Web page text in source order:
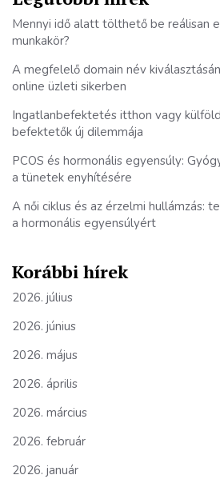
Mennyi idő alatt tölthető be reálisan
munkakör?
A megfelelő domain név
online üzleti sikerben
Ingatlanbefektetés itthon vagy
befektetők új dilemmája
PCOS és hormonális egyensúly:
a tünetek enyhítésére
A női ciklus és az érzelmi hullámzás:
a hormonális egyensúlyért
Korábbi hírek
2026. július
2026. június
2026. május
2026. április
2026. március
2026. február
2026. január